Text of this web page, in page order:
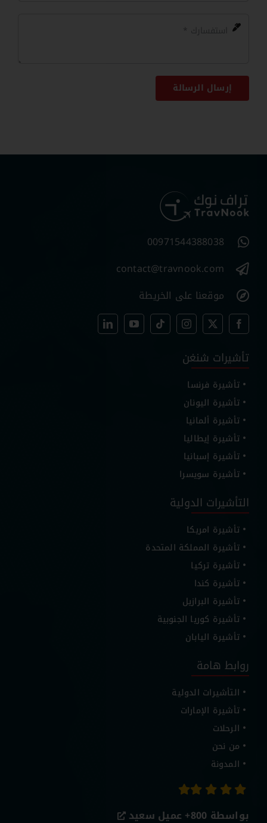
إرسال الرسالة
00971544388038
contact@travnook.com
موقعنا على الخريطة
تأشيرات شنغن
تأشيرة فرنسا
تأشيرة اليونان
تأشيرة ألمانيا
تأشيرة إيطاليا
تأشيرة إسبانيا
تأشيرة سويسرا
التأشيرات الدولية
تأشيرة امريكا
تأشيرة المملكة المتحدة
تأشيرة تركيا
تأشيرة كندا
تأشيرة البرازيل
تأشيرة كوريا الجنوبية
تأشيرة اليابان
روابط هامة
التأشيرات الدولية
تأشيرة الإمارات
الرحلات
من نحن
المدونة
بواسطة 800+ عميل سعيد